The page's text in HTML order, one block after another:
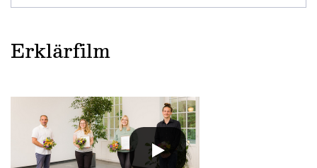
Erklärfilm
DATENSCHUTZHINWEIS
Wenn Sie unsere YouTube-Videos abspielen, werden